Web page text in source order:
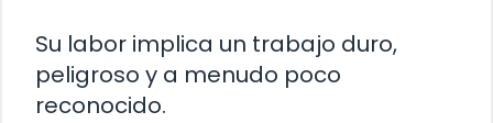
Su labor implica un trabajo duro,
peligroso y a menudo poco
reconocido.